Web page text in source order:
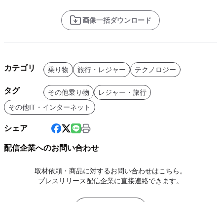
画像一括ダウンロード
カテゴリ 乗り物 旅行・レジャー テクノロジー
タグ その他乗り物
レジャー・旅行
その他IT・インターネット
シェア
配信企業へのお問い合わせ
取材依頼・商品に対するお問い合わせはこちら。
プレスリリース配信企業に直接連絡できます。